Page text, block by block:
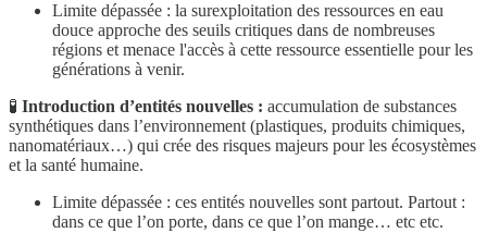
Limite dépassée : la surexploitation des ressources en eau
douce approche des seuils critiques dans de nombreuses
régions et menace l'accès à cette ressource essentielle pour les
générations à venir.
🧪 Introduction d’entités nouvelles : accumulation de substances
synthétiques dans l’environnement (plastiques, produits chimiques,
nanomatériaux…) qui crée des risques majeurs pour les écosystèmes
et la santé humaine.
Limite dépassée : ces entités nouvelles sont partout. Partout :
dans ce que l’on porte, dans ce que l’on mange… etc etc.